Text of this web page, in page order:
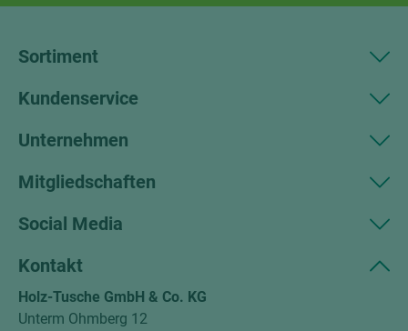
Sortiment
Kundenservice
Unternehmen
Mitgliedschaften
Social Media
Kontakt
Holz-Tusche GmbH & Co. KG
Unterm Ohmberg 12